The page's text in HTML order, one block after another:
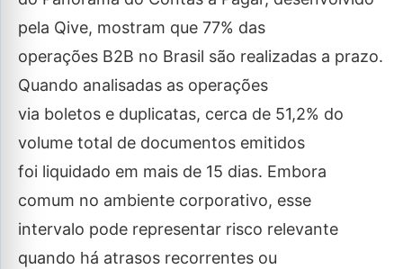
pela Qive, mostram que 77% das
operações B2B no Brasil são realizadas a prazo.
Quando analisadas as operações
via boletos e duplicatas, cerca de 51,2% do
volume total de documentos emitidos
foi liquidado em mais de 15 dias. Embora
comum no ambiente corporativo, esse
intervalo pode representar risco relevante
quando há atrasos recorrentes ou